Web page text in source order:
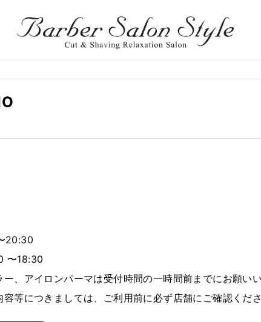
20:30
〜18:30
、アイロンパーマは受付時間の一時間前までにお願いい
等につきましては、ご利用前に必ず店舗にご確認くださ